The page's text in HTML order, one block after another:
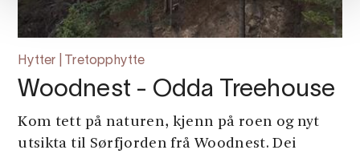
Hytter | Tretopphytte
Woodnest - Odda Treehouse
Kom tett på naturen, kjenn på roen og nyt
utsikta til Sørfjorden frå Woodnest. Dei